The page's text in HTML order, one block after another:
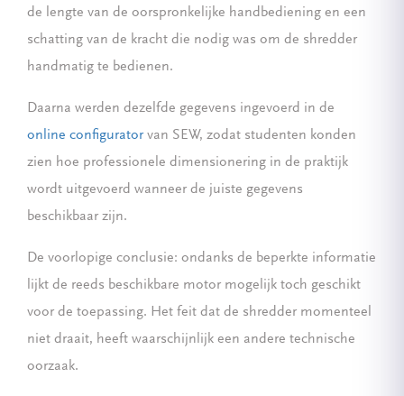
de lengte van de oorspronkelijke handbediening en een
schatting van de kracht die nodig was om de shredder
handmatig te bedienen.
Daarna werden dezelfde gegevens ingevoerd in de
online configuratorvan SEW, zodat studenten konden
zien hoe professionele dimensionering in de praktijk
wordt uitgevoerd wanneer de juiste gegevens
beschikbaar zijn.
De voorlopige conclusie: ondanks de beperkte informatie
lijkt de reeds beschikbare motor mogelijk toch geschikt
voor de toepassing. Het feit dat de shredder momenteel
niet draait, heeft waarschijnlijk een andere technische
oorzaak.